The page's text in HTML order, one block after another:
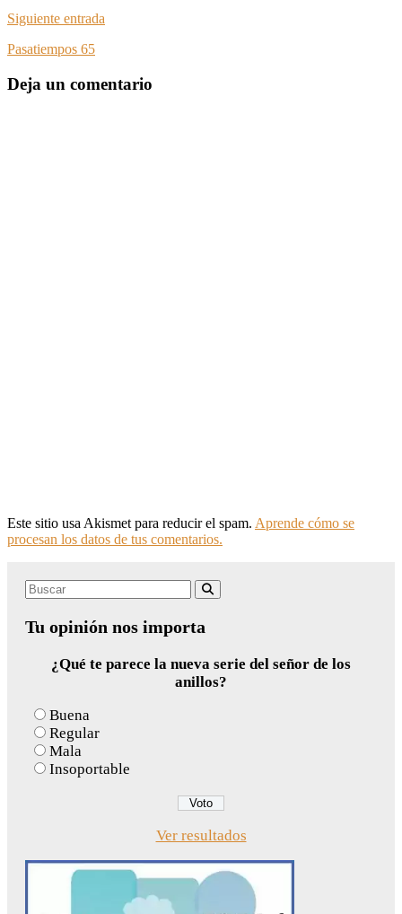
Siguiente entrada
Pasatiempos 65
Deja un comentario
Este sitio usa Akismet para reducir el spam. Aprende cómo se
procesan los datos de tus comentarios.
Search
Tu opinión nos importa
¿Qué te parece la nueva serie del señor de los
anillos?
Buena
Regular
Mala
Insoportable
Ver resultados